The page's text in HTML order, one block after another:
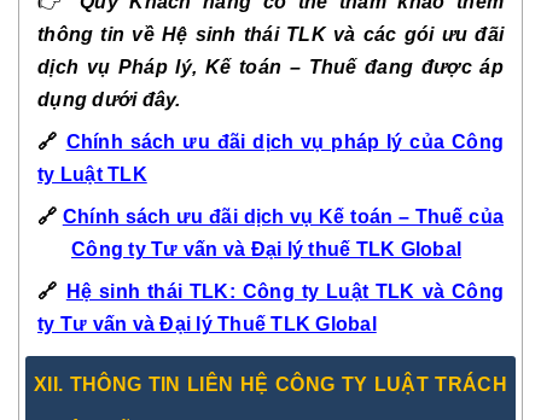
thông tin về Hệ sinh thái TLK và các gói ưu đãi
dịch vụ Pháp lý, Kế toán – Thuế đang được áp
dụng dưới đây.
🔗 Chính sách ưu đãi dịch vụ pháp lý của Công
ty Luật TLK
🔗 Chính sách ưu đãi dịch vụ Kế toán – Thuế của
Công ty Tư vấn và Đại lý thuế TLK Global
🔗
Hệ sinh thái TLK: Công ty Luật TLK và Công
ty Tư vấn và Đại lý Thuế TLK Global
XII. THÔNG TIN LIÊN HỆ CÔNG TY LUẬT TRÁCH